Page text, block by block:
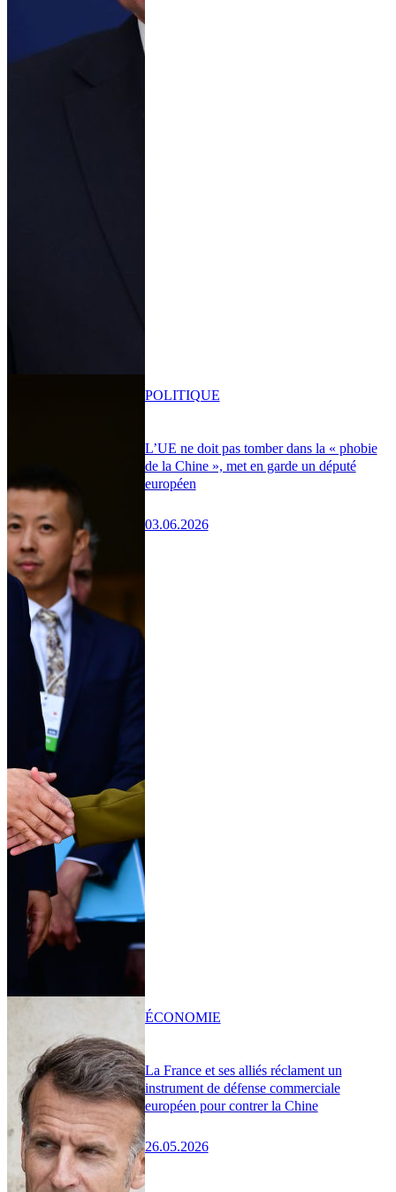
L’UE ne doit pas tomber dans la « phobie
de la Chine », met en garde un député
européen
03.06.2026
POLITIQUE
La France et ses alliés réclament un
instrument de défense commerciale
européen pour contrer la Chine
26.05.2026
ÉCONOMIE